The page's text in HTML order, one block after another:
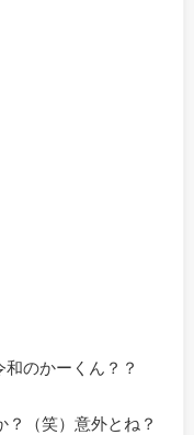
のかーくん？？
（笑）意外とね？